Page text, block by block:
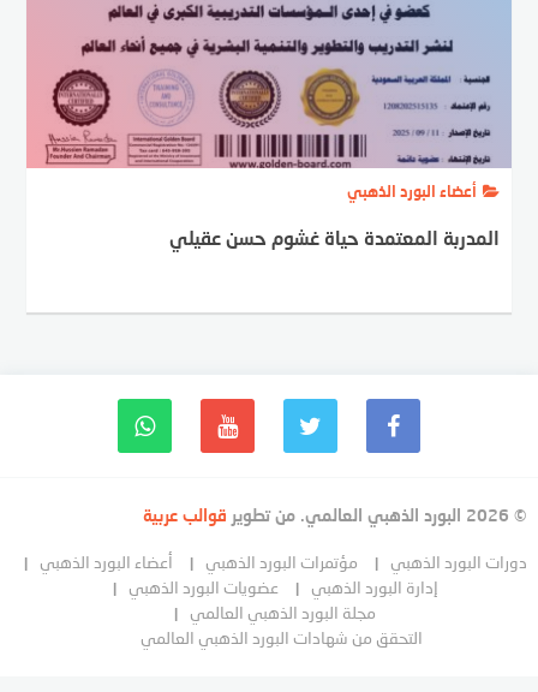
أعضاء البورد الذهبي
المدربة المعتمدة حياة غشوم حسن عقيلي
© 2026 البورد الذهبي العالمي. من تطوير قوالب عربية
دورات البورد الذهبي مؤتمرات البورد الذهبي
أعضاء البورد الذهبي
إدارة البورد الذهبي
عضويات البورد الذهبي
مجلة البورد الذهبي العالمي
التحقق من شهادات البورد الذهبي العالمي